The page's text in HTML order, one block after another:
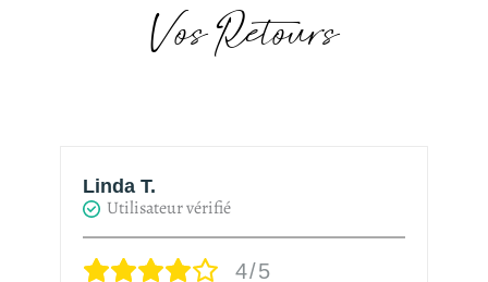
Vos Retours
Linda T.
Utilisateur vérifié
4/5